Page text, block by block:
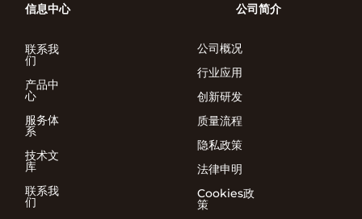
信息中心
联系我
们
产品中
心
服务体
系
技术文
库
联系我
们
公司简介
公司概况
行业应用
创新研发
质量流程
隐私政策
法律申明
Cookies政
策